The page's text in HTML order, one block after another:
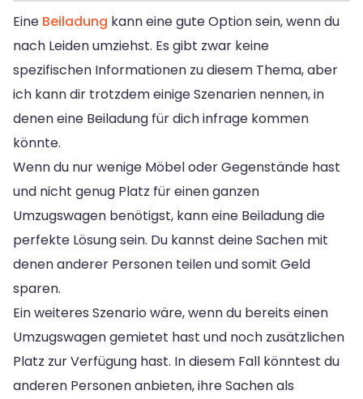
Eine Beiladung kann eine gute Option sein, wenn du
nach Leiden umziehst. Es gibt zwar keine
spezifischen Informationen zu diesem Thema, aber
ich kann dir trotzdem einige Szenarien nennen, in
denen eine Beiladung für dich infrage kommen
könnte.
Wenn du nur wenige Möbel oder Gegenstände hast
und nicht genug Platz für einen ganzen
Umzugswagen benötigst, kann eine Beiladung die
perfekte Lösung sein. Du kannst deine Sachen mit
denen anderer Personen teilen und somit Geld
sparen.
Ein weiteres Szenario wäre, wenn du bereits einen
Umzugswagen gemietet hast und noch zusätzlichen
Platz zur Verfügung hast. In diesem Fall könntest du
anderen Personen anbieten, ihre Sachen als